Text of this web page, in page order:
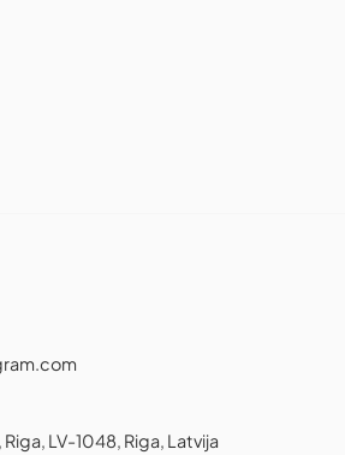
LV-1048, Riga, Latvija